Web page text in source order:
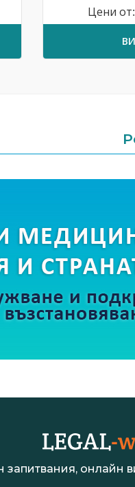
Цени от:
запитвания, онлайн